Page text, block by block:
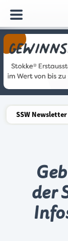
SSW Newsletter
der